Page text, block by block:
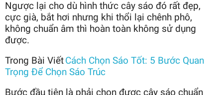
Ngược lại cho dù hình thức cây sáo đó rất đẹp,
cực già, bắt hơi nhưng khi thổi lại chênh phô,
không chuẩn âm thì hoàn toàn không sử dụng
được.
Trong Bài ViếtCách Chọn Sáo Tốt: 5 Bước Quan
Trọng Để Chọn Sáo Trúc
Bước đầu tiên là phải chọn được cây sáo chuẩn